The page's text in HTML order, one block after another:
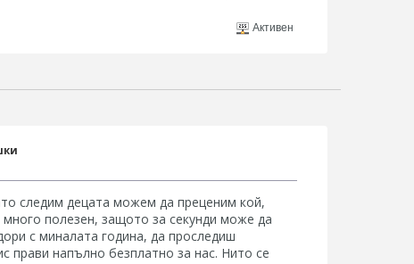
Активен
следим децата можем да преценим кой,
полезен, защото за секунди може да
с миналата година, да проследиш
напълно безплатно за нас. Нито се